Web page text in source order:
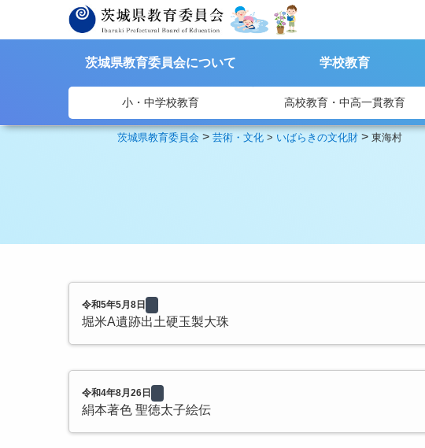
茨城県教育委員会について 学校教育
小・中学校教育 高校教育・中高一貫教育
茨城県教育委員会 >芸術・文化 > いばらきの文化財 >東海村
令和5年5月8日
堀米A遺跡出土硬玉製大珠
令和4年8月26日
絹本著色 聖徳太子絵伝